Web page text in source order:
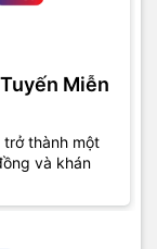
Miễn
trở thành một
và khán